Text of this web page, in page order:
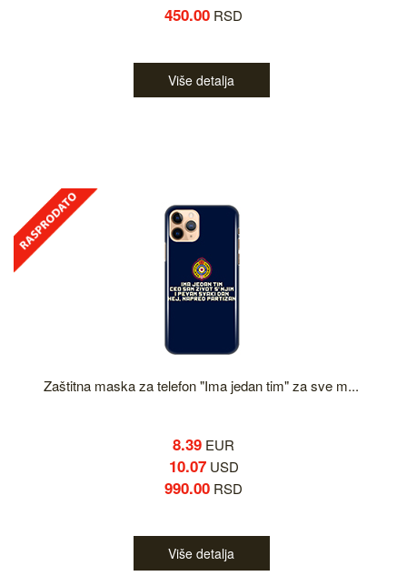
450.00 RSD
Više detalja
Zaštitna maska za telefon "Ima jedan tim" za sve m...
8.39 EUR
10.07USD
990.00 RSD
Više detalja